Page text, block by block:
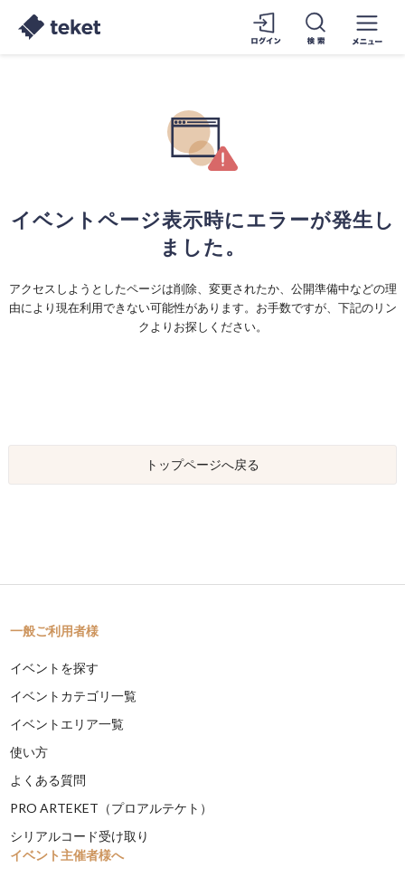
イベントページ表示時にエラーが発生し
ました。
アクセスしようとしたページは削除、変更されたか、公開準備中などの理
由により現在利用できない可能性があります。お手数ですが、下記のリン
クよりお探しください。
トップページへ戻る
一般ご利用者様
イベントを探す
イベントカテゴリ一覧
イベントエリア一覧
使い方
よくある質問
PRO ARTEKET（プロアルテケト）
シリアルコード受け取り
イベント主催者様へ